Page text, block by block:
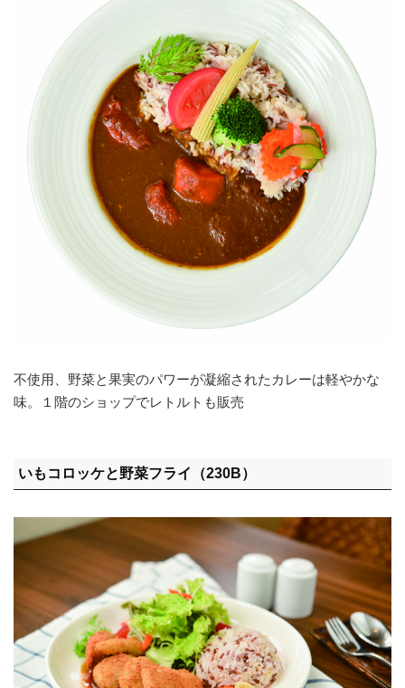
不使用、野菜と果実のパワーが凝縮されたカレーは軽やかな
味。１階のショップでレトルトも販売
いもコロッケと野菜フライ（230B）